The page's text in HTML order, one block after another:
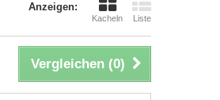
Anzeigen:
Kacheln Liste
Vergleichen (0)